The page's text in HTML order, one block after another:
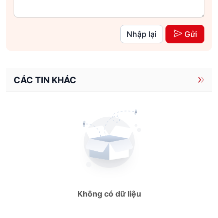
Nhập lại Gửi
CÁC TIN KHÁC
Không có dữ liệu